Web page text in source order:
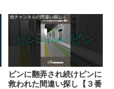
他チャンネルの間違い探し
ピンに翻弄され続けピンに
救われた間違い探し【３番